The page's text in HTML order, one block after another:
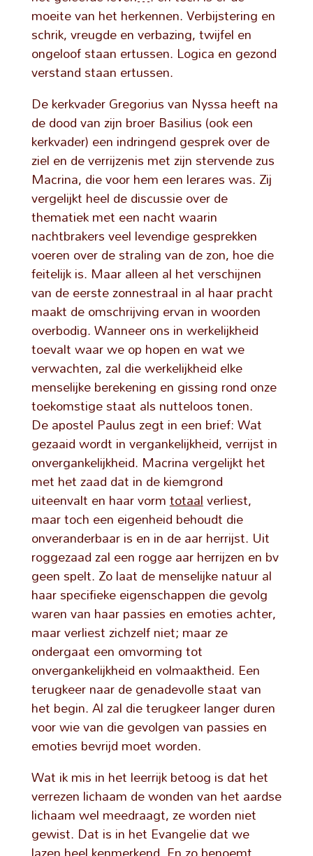
moeite van het herkennen. Verbijstering en
schrik, vreugde en verbazing, twijfel en
ongeloof staan ertussen. Logica en gezond
verstand staan ertussen.
De kerkvader Gregorius van Nyssa heeft na
de dood van zijn broer Basilius (ook een
kerkvader) een indringend gesprek over de
ziel en de verrijzenis met zijn stervende zus
Macrina, die voor hem een lerares was. Zij
vergelijkt heel de discussie over de
thematiek met een nacht waarin
nachtbrakers veel levendige gesprekken
voeren over de straling van de zon, hoe die
feitelijk is. Maar alleen al het verschijnen
van de eerste zonnestraal in al haar pracht
maakt de omschrijving ervan in woorden
overbodig. Wanneer ons in werkelijkheid
toevalt waar we op hopen en wat we
verwachten, zal die werkelijkheid elke
menselijke berekening en gissing rond onze
toekomstige staat als nutteloos tonen.
De apostel Paulus zegt in een brief: Wat
gezaaid wordt in vergankelijkheid, verrijst in
onvergankelijkheid. Macrina vergelijkt het
met het zaad dat in de kiemgrond
uiteenvalt en haar vormtotaalverliest,
maar toch een eigenheid behoudt die
onveranderbaar is en in de aar herrijst. Uit
roggezaad zal een rogge aar herrijzen en bv
geen spelt. Zo laat de menselijke natuur al
haar specifieke eigenschappen die gevolg
waren van haar passies en emoties achter,
maar verliest zichzelf niet; maar ze
ondergaat een omvorming tot
onvergankelijkheid en volmaaktheid. Een
terugkeer naar de genadevolle staat van
het begin. Al zal die terugkeer langer duren
voor wie van die gevolgen van passies en
emoties bevrijd moet worden.
Wat ik mis in het leerrijk betoog is dat het
verrezen lichaam de wonden van het aardse
lichaam wel meedraagt, ze worden niet
gewist. Dat is in het Evangelie dat we